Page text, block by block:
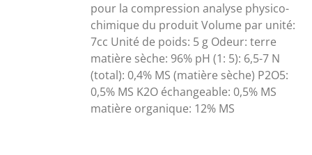
pour la compression analyse physico-
chimique du produit Volume par unité:
7cc Unité de poids: 5 g Odeur: terre
matière sèche: 96% pH (1: 5): 6,5-7 N
(total): 0,4% MS (matière sèche) P2O5:
0,5% MS K2O échangeable: 0,5% MS
matière organique: 12% MS